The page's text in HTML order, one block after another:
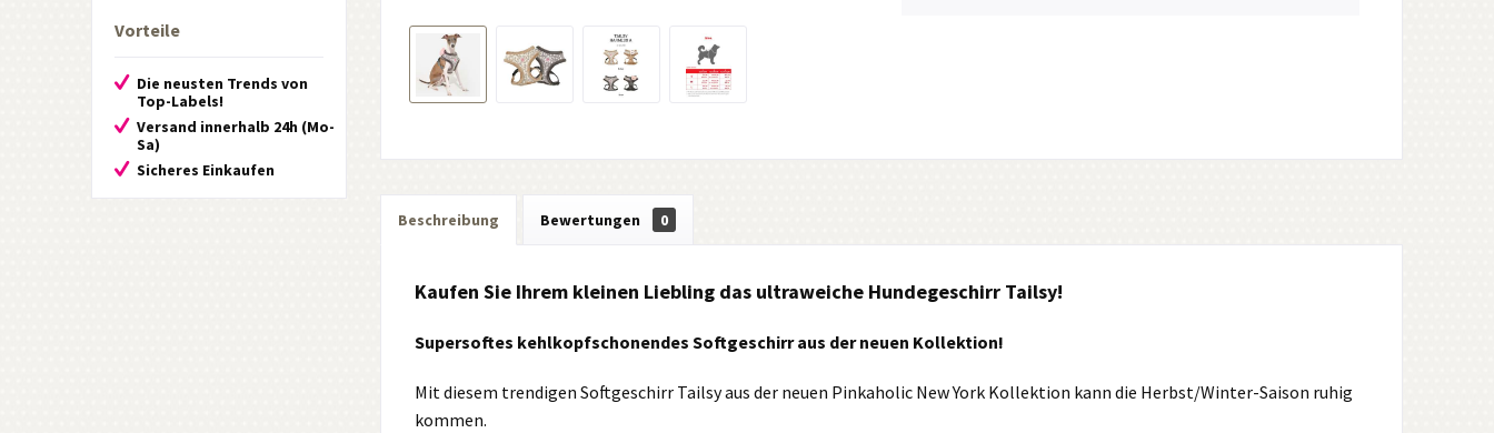
Vorteile
Die neusten Trends von
Top-Labels!
Versand innerhalb 24h (Mo-
Sa)
Sicheres Einkaufen
Beschreibung Bewertungen 0
Kaufen Sie Ihrem kleinen Liebling das ultraweiche Hundegeschirr Tailsy!
Supersoftes kehlkopfschonendes Softgeschirr aus der neuen Kollektion!
Mit diesem trendigen Softgeschirr Tailsy aus der neuen Pinkaholic New York Kollektion kann die Herbst/Winter-Saison ruhig
kommen.